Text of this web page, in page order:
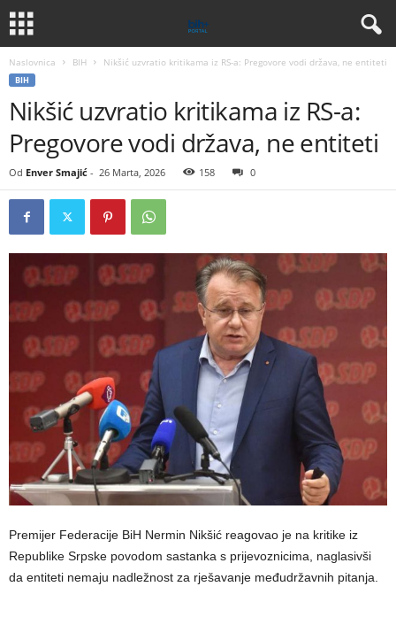
Naslovnica BIH Nikšić uzvratio kritikama iz RS-a: Pregovore vodi država, ne entiteti
BIH
Nikšić uzvratio kritikama iz RS-a:
Pregovore vodi država, ne entiteti
Od Enver Smajić - 26 Marta, 2026 158 0
Premijer Federacije BiH Nermin Nikšić reagovao je na kritike iz
Republike Srpske povodom sastanka s prijevoznicima, naglasivši
da entiteti nemaju nadležnost za rješavanje međudržavnih pitanja.